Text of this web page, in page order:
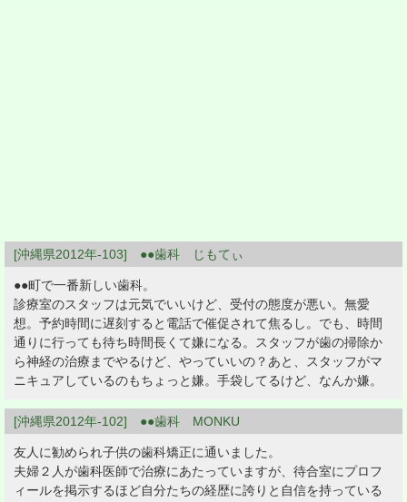
[沖縄県2012年-103] ●●歯科 じもてぃ
●●町で一番新しい歯科。
診療室のスタッフは元気でいいけど、受付の態度が悪い。無愛
想。予約時間に遅刻すると電話で催促されて焦るし。でも、時間
通りに行っても待ち時間長くて嫌になる。スタッフが歯の掃除か
ら神経の治療までやるけど、やっていいの？あと、スタッフがマ
ニキュアしているのもちょっと嫌。手袋してるけど、なんか嫌。
[沖縄県2012年-102] ●●歯科 MONKU
友人に勧められ子供の歯科矯正に通いました。
夫婦２人が歯科医師で治療にあたっていますが、待合室にプロフ
ィールを掲示するほど自分たちの経歴に誇りと自信を持っている